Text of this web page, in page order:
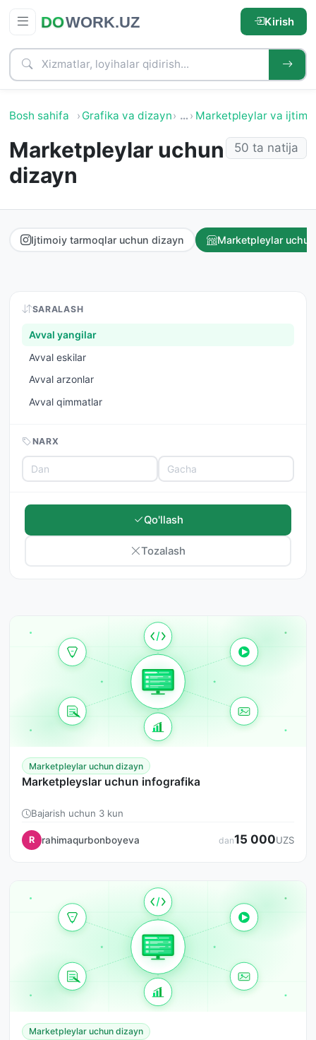
Kirish
Bosh sahifa Grafika va dizayn … Marketpleylar va
Marketpleylar uchun
dizayn
50 ta natija
Ijtimoiy tarmoqlar uchun dizayn Marketpleylar
SARALASH
Avval yangilar
Avval eskilar
Avval arzonlar
Avval qimmatlar
NARX
Qo'llash
Tozalash
Marketpleylar uchun dizayn
Marketpleyslar uchun infografika
Bajarish uchun 3 kun
R rahimaqurbonboyeva dan15 000UZS
Marketpleylar uchun dizayn